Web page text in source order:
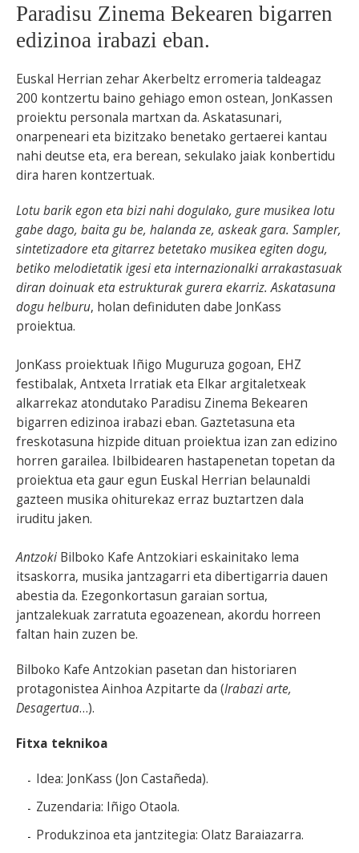
Paradisu Zinema Bekearen bigarren
edizinoa irabazi eban.
Euskal Herrian zehar Akerbeltz erromeria taldeagaz
200 kontzertu baino gehiago emon ostean, JonKassen
proiektu personala martxan da. Askatasunari,
onarpeneari eta bizitzako benetako gertaerei kantau
nahi deutse eta, era berean, sekulako jaiak konbertidu
dira haren kontzertuak.
Lotu barik egon eta bizi nahi dogulako, gure musikea lotu
gabe dago, baita gu be, halanda ze, askeak gara. Sampler,
sintetizadore eta gitarrez betetako musikea egiten dogu,
betiko melodietatik igesi eta internazionalki arrakastasuak
diran doinuak eta estrukturak gurera ekarriz. Askatasuna
dogu helburu, holan definiduten dabe JonKass
proiektua.
JonKass proiektuak Iñigo Muguruza gogoan, EHZ
festibalak, Antxeta Irratiak eta Elkar argitaletxeak
alkarrekaz atondutako Paradisu Zinema Bekearen
bigarren edizinoa irabazi eban. Gaztetasuna eta
freskotasuna hizpide dituan proiektua izan zan edizino
horren garailea. Ibilbidearen hastapenetan topetan da
proiektua eta gaur egun Euskal Herrian belaunaldi
gazteen musika ohiturekaz erraz buztartzen dala
iruditu jaken.
Antzoki Bilboko Kafe Antzokiari eskainitako lema
itsaskorra, musika jantzagarri eta dibertigarria dauen
abestia da. Ezegonkortasun garaian sortua,
jantzalekuak zarratuta egoazenean, akordu horreen
faltan hain zuzen be.
Bilboko Kafe Antzokian pasetan dan historiaren
protagonistea Ainhoa Azpitarte da (Irabazi arte,
Desagertua…).
Fitxa teknikoa
Idea: JonKass (Jon Castañeda).
Zuzendaria: Iñigo Otaola.
Produkzinoa eta jantzitegia: Olatz Baraiazarra.